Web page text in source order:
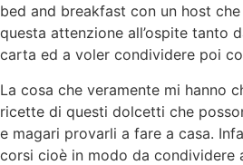
bed and breakfast con un host
questa attenzione all’ospite tanto
carta ed a voler condividere poi
La cosa che veramente mi hanno
ricette di questi dolcetti che
e magari provarli a fare a casa.
corsi cioè in modo da condividere